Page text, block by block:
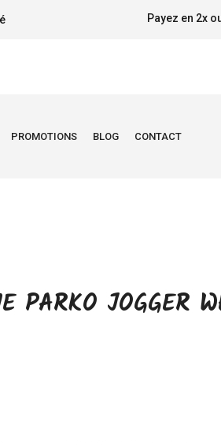
Payez en 2x
PROMOTIONS BLOG CONTACT
PARKO JOGGER